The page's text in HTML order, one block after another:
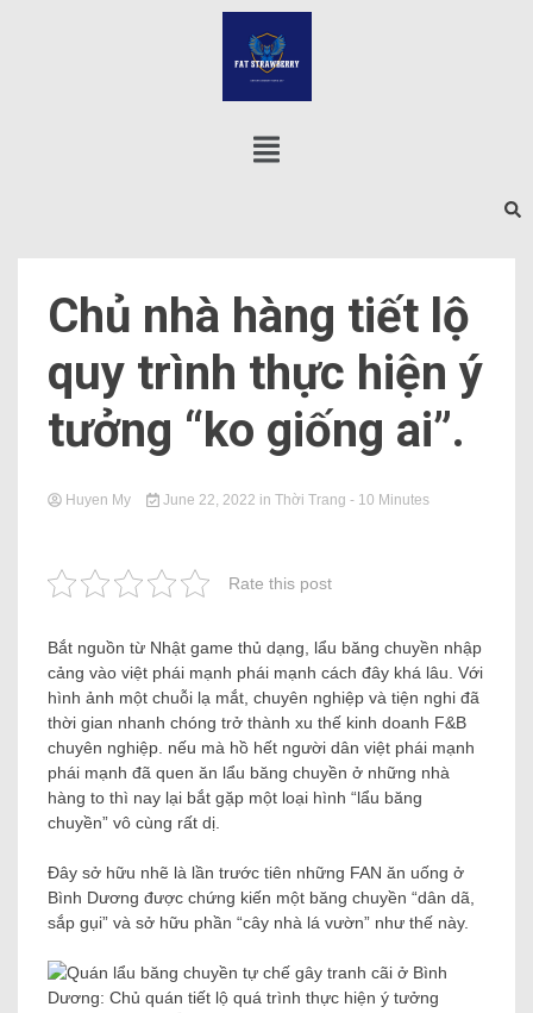
Chủ nhà hàng tiết lộ
quy trình thực hiện ý
tưởng “ko giống ai”.
Huyen My June 22, 2022 in Thời Trang - 10 Minutes
Rate this post
Bắt nguồn từ Nhật game thủ dạng, lẩu băng chuyền nhập
cảng vào việt phái mạnh phái mạnh cách đây khá lâu. Với
hình ảnh một chuỗi lạ mắt, chuyên nghiệp và tiện nghi đã
thời gian nhanh chóng trở thành xu thế kinh doanh F&B
chuyên nghiệp. nếu mà hồ hết người dân việt phái mạnh
phái mạnh đã quen ăn lẩu băng chuyền ở những nhà
hàng to thì nay lại bắt gặp một loại hình “lẩu băng
chuyền” vô cùng rất dị.
Đây sở hữu nhẽ là lần trước tiên những FAN ăn uống ở
Bình Dương được chứng kiến ​​một băng chuyền “dân dã,
sắp gụi” và sở hữu phần “cây nhà lá vườn” như thế này.